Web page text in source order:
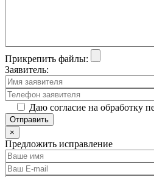
Прикрепить файлы:
Заявитель:
Даю согласие на обработку
×
Предложить исправление